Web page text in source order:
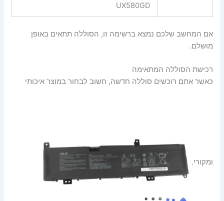
UX580GD
אם המחשב שלכם נמצא ברשימה זו, הסוללה תתאים באופן
מושלם.
רכישת הסוללה המתאימה
כאשר אתם רוכשים סוללה חדשה, חשוב לבחור במוצר איכותי
ומקורי.